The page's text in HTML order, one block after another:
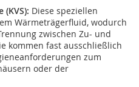
Diese speziellen
Wärmeträgerfluid, wodurch
zwischen Zu- und
kommen fast ausschließlich
zum
oder der